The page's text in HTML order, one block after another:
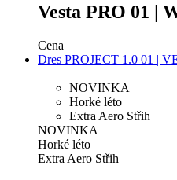
Vesta PRO 01 |
Cena
Dres PROJECT 1.0 01 |
NOVINKA
Horké léto
Extra Aero Střih
NOVINKA
Horké léto
Extra Aero Střih